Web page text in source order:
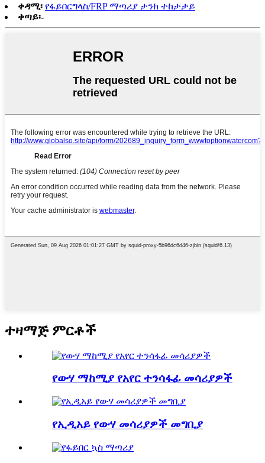
ቀዳሚ፡ የፋይበርግላስ/FRP ማጣሪያ ታንክ ተከታታይ
ቀጣይ፡-
ተዛማጅ ምርቶች
የውሃ ማከሚያ የአየር ተንሳፋፊ መሳሪያዎች
የኢዲአይ የውሃ መሳሪያዎች መግቢያ